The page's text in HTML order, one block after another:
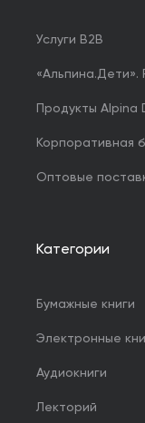
Услуги B2B
«Альпина.Дети».
Продукты Alpina
Корпоративная
Оптовые
Категории
Бумажные книги
Электронные
Аудиокниги
Лекторий